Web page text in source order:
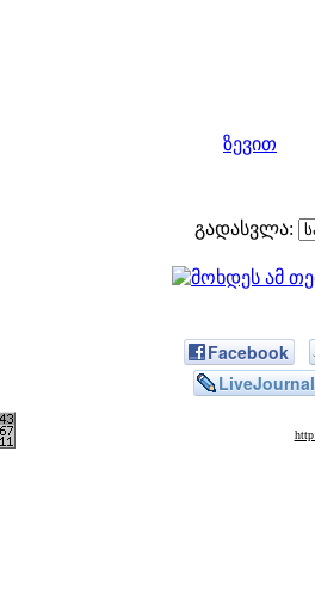
ზევით
გადასვლა:
Facebook
LiveJournal